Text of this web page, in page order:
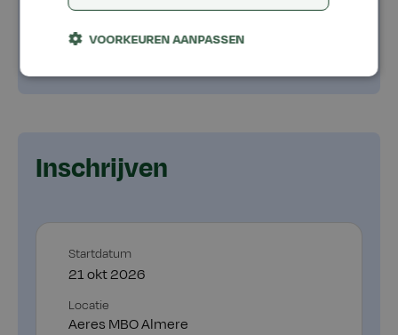
Inschrijven
Startdatum
21 okt 2026
Locatie
Aeres MBO Almere
VOORKEUREN AANPASSEN